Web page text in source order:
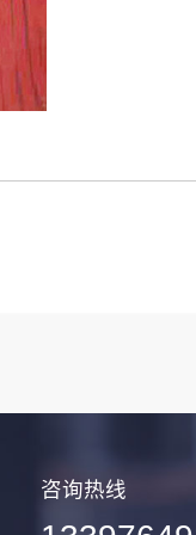
咨询热线